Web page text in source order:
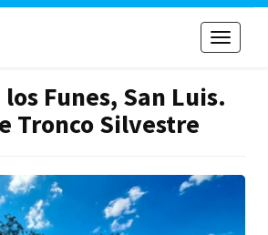
Toggle
Funes, San Luis.
Tronco Silvestre